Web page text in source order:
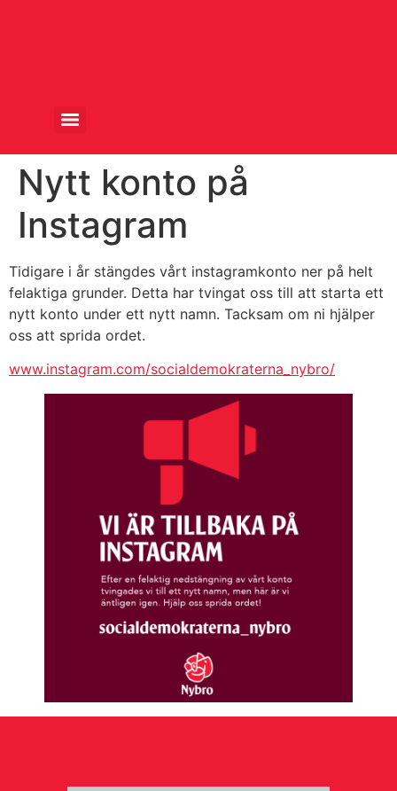
Nytt konto på
Instagram
Tidigare i år stängdes vårt instagramkonto ner på helt
felaktiga grunder. Detta har tvingat oss till att starta ett
nytt konto under ett nytt namn. Tacksam om ni hjälper
oss att sprida ordet.
www.instagram.com/socialdemokraterna_nybro/